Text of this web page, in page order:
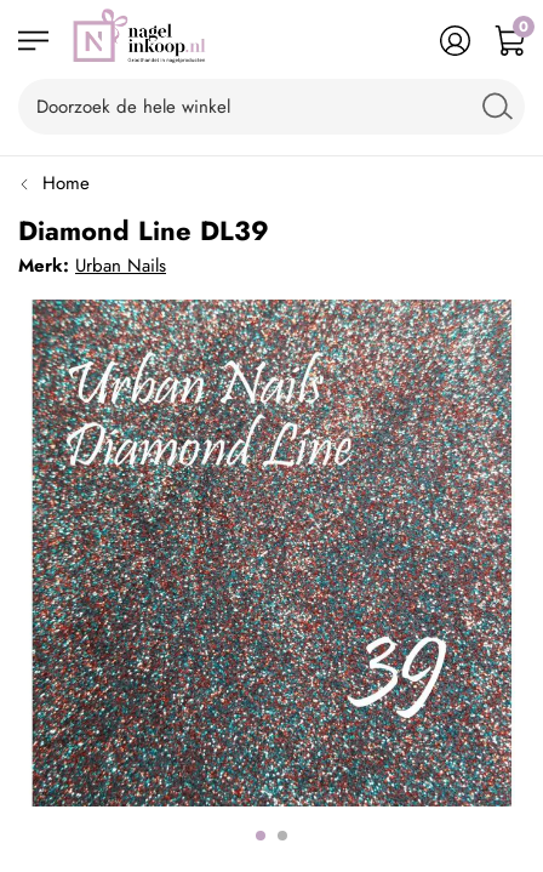
0
Home
Diamond Line DL39
Merk: Urban Nails